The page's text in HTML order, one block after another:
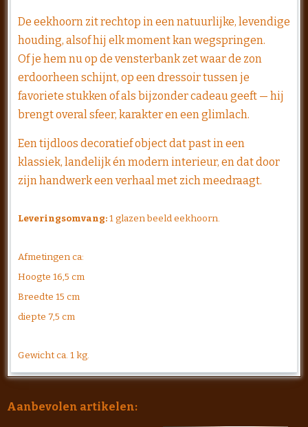
De eekhoorn zit rechtop in een natuurlijke, levendige
houding, alsof hij elk moment kan wegspringen.
Of je hem nu op de vensterbank zet waar de zon
erdoorheen schijnt, op een dressoir tussen je
favoriete stukken of als bijzonder cadeau geeft — hij
brengt overal sfeer, karakter en een glimlach.
Een tijdloos decoratief object dat past in een
klassiek, landelijk én modern interieur, en dat door
zijn handwerk een verhaal met zich meedraagt.
Leveringsomvang:1 glazen beeld eekhoorn.
Afmetingen ca:
Hoogte 16,5 cm
Breedte 15 cm
diepte 7,5 cm
Gewicht ca. 1 kg.
Aanbevolen artikelen: